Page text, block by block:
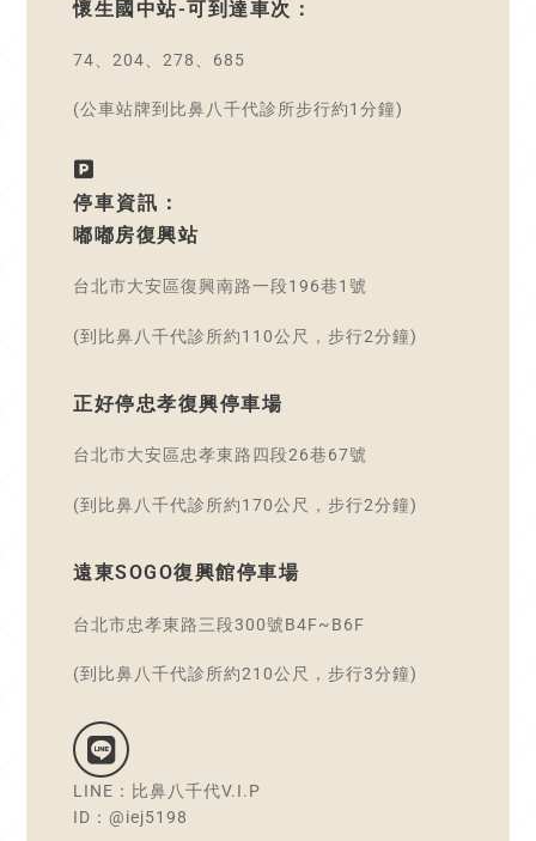
懷生國中站-可到達車次：
74、204、278、685
(公車站牌到比鼻八千代診所步行約1分鐘)
停車資訊：
嘟嘟房復興站
台北市大安區復興南路一段196巷1號
(到比鼻八千代診所約110公尺，步行2分鐘)
正好停忠孝復興停車場
台北市大安區忠孝東路四段26巷67號
(到比鼻八千代診所約170公尺，步行2分鐘)
遠東SOGO復興館停車場
台北市忠孝東路三段300號B4F~B6F
(到比鼻八千代診所約210公尺，步行3分鐘)
LINE：比鼻八千代V.I.P
ID：@iej5198